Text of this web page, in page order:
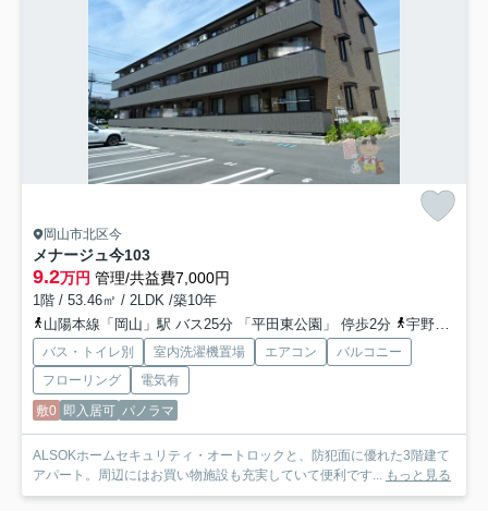
岡山市北区今
メナージュ今103
9.2万円 管理/共益費7,000円
1階 / 53.46㎡ / 2LDK /築10年
山陽本線「岡山」駅 バス25分 「平田東公園」 停歩2分
宇野線「備前西市」駅 徒歩13分
バス・トイレ別 室内洗濯機置場 エアコン
バルコニー
フローリング
電気有
敷0 即入居可 パノラマ
ALSOKホームセキュリティ・オートロックと、防犯面に優れた3階建て
アパート。周辺にはお買い物施設も充実していて便利です... もっと見る